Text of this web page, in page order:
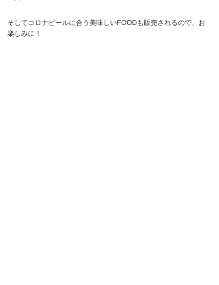
そしてコロナビールに合う美味しいFOODも販売されるので、お
楽しみに！